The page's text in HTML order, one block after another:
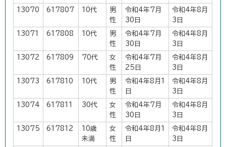
13070 617807 10代
男
性
令和4年7月
30日
令和4年8月
3日
13071 617808 10代
男
性
令和4年7月
30日
令和4年8月
3日
13072 617809 70代
女
性
令和4年7月
25日
令和4年8月
3日
13073 617810 10代
男
性
令和4年8月1
日
令和4年8月
3日
13074 617811 30代
女
性
令和4年7月
30日
令和4年8月
3日
13075 617812
10歳
未満
女
性
令和4年8月1
日
令和4年8月
3日